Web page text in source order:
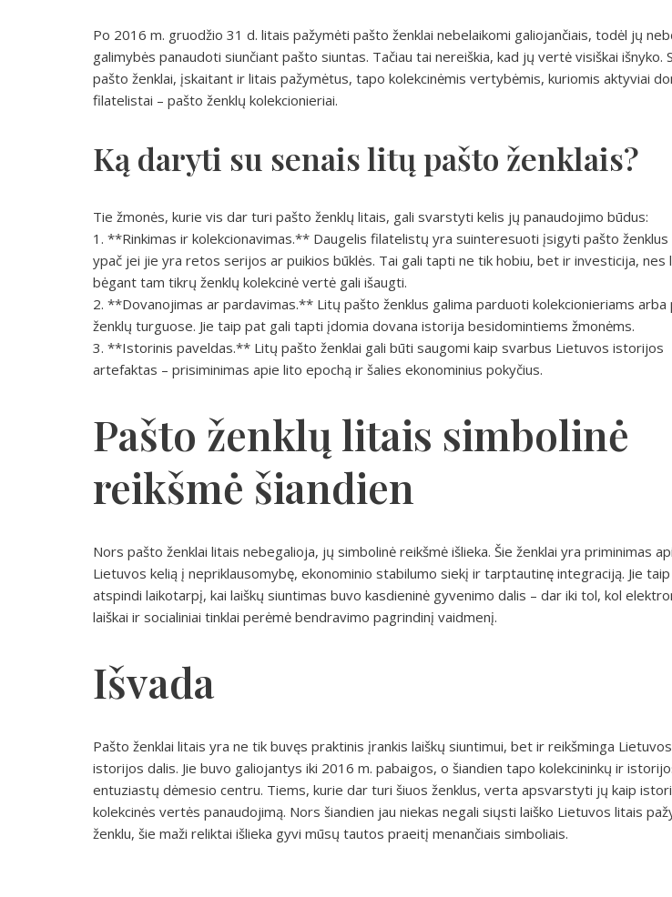
Po 2016 m. gruodžio 31 d. litais pažymėti pašto ženklai nebelaikomi galiojančiais, todėl jų
galimybės panaudoti siunčiant pašto siuntas. Tačiau tai nereiškia, kad jų vertė visiškai išnyko.
pašto ženklai, įskaitant ir litais pažymėtus, tapo kolekcinėmis vertybėmis, kuriomis aktyviai
filatelistai – pašto ženklų kolekcionieriai.
Ką daryti su senais litų pašto ženklais?
Tie žmonės, kurie vis dar turi pašto ženklų litais, gali svarstyti kelis jų panaudojimo būdus:
1. **Rinkimas ir kolekcionavimas.** Daugelis filatelistų yra suinteresuoti įsigyti pašto ženklus
ypač jei jie yra retos serijos ar puikios būklės. Tai gali tapti ne tik hobiu, bet ir investicija, nes
bėgant tam tikrų ženklų kolekcinė vertė gali išaugti.
2. **Dovanojimas ar pardavimas.** Litų pašto ženklus galima parduoti kolekcionieriams arba
ženklų turguose. Jie taip pat gali tapti įdomia dovana istorija besidomintiems žmonėms.
3. **Istorinis paveldas.** Litų pašto ženklai gali būti saugomi kaip svarbus Lietuvos istorijos
artefaktas – prisiminimas apie lito epochą ir šalies ekonominius pokyčius.
Pašto ženklų litais simbolinė
reikšmė šiandien
Nors pašto ženklai litais nebegalioja, jų simbolinė reikšmė išlieka. Šie ženklai yra priminimas
Lietuvos kelią į nepriklausomybę, ekonominio stabilumo siekį ir tarptautinę integraciją. Jie
atspindi laikotarpį, kai laiškų siuntimas buvo kasdieninė gyvenimo dalis – dar iki tol, kol
laiškai ir socialiniai tinklai perėmė bendravimo pagrindinį vaidmenį.
Išvada
Pašto ženklai litais yra ne tik buvęs praktinis įrankis laiškų siuntimui, bet ir reikšminga Lietuvos
istorijos dalis. Jie buvo galiojantys iki 2016 m. pabaigos, o šiandien tapo kolekcininkų ir
entuziastų dėmesio centru. Tiems, kurie dar turi šiuos ženklus, verta apsvarstyti jų kaip
kolekcinės vertės panaudojimą. Nors šiandien jau niekas negali siųsti laiško Lietuvos litais
ženklu, šie maži reliktai išlieka gyvi mūsų tautos praeitį menančiais simboliais.